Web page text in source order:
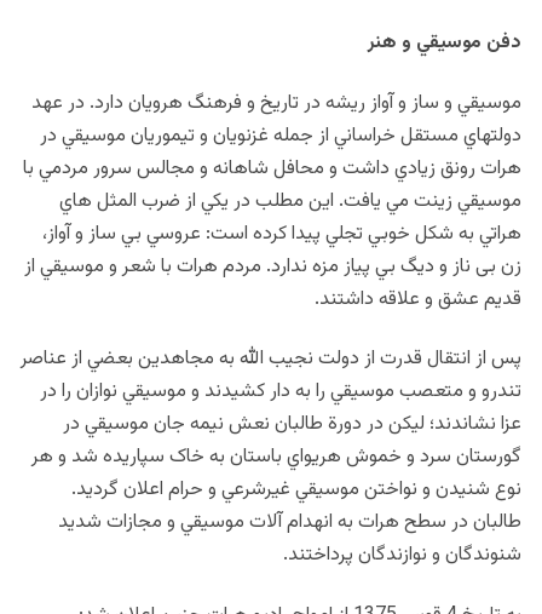
دفن موسيقي و هنر
موسيقي و ساز و آواز ريشه در تاريخ و فرهنگ هرويان دارد. در عهد
دولت‏هاي مستقل خراساني از جمله غزنويان و تيموريان موسيقي در
هرات رونق زيادي داشت و محافل شاهانه و مجالس سرور مردمي با
موسيقي زينت مي يافت. اين مطلب در يکي از ضرب المثل ‏هاي
هراتي به شکل خوبي تجلي پيدا کرده است: عروسي بي ساز و آواز،
زن بی ناز و ديگ بي پياز مزه ندارد. مردم هرات با شعر و موسيقي از
قديم عشق و علاقه داشتند.
پس از انتقال قدرت از دولت نجيب ‏الله به مجاهدين بعضي از عناصر
تندرو و متعصب موسيقي را به دار کشيدند و موسيقي نوازان را در
عزا نشاندند؛ ليکن در دورة طالبان نعش نيمه جان موسيقي در
گورستان سرد و خموش هريواي باستان به خاک سپاريده شد و هر
نوع شنيدن و نواختن موسيقي غيرشرعي و حرام اعلان گرديد.
طالبان در سطح هرات به انهدام آلات موسيقي و مجازات شديد
شنوندگان و نوازندگان پرداختند.